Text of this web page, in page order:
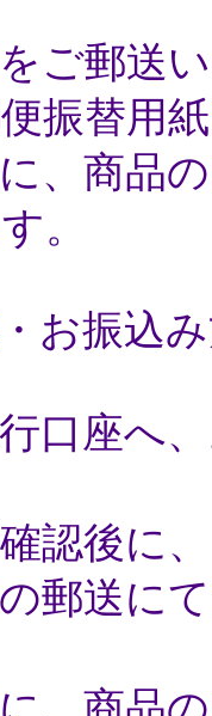
郵送い
振替用
商品の
。
お振込
座へ、
後に、
郵送に